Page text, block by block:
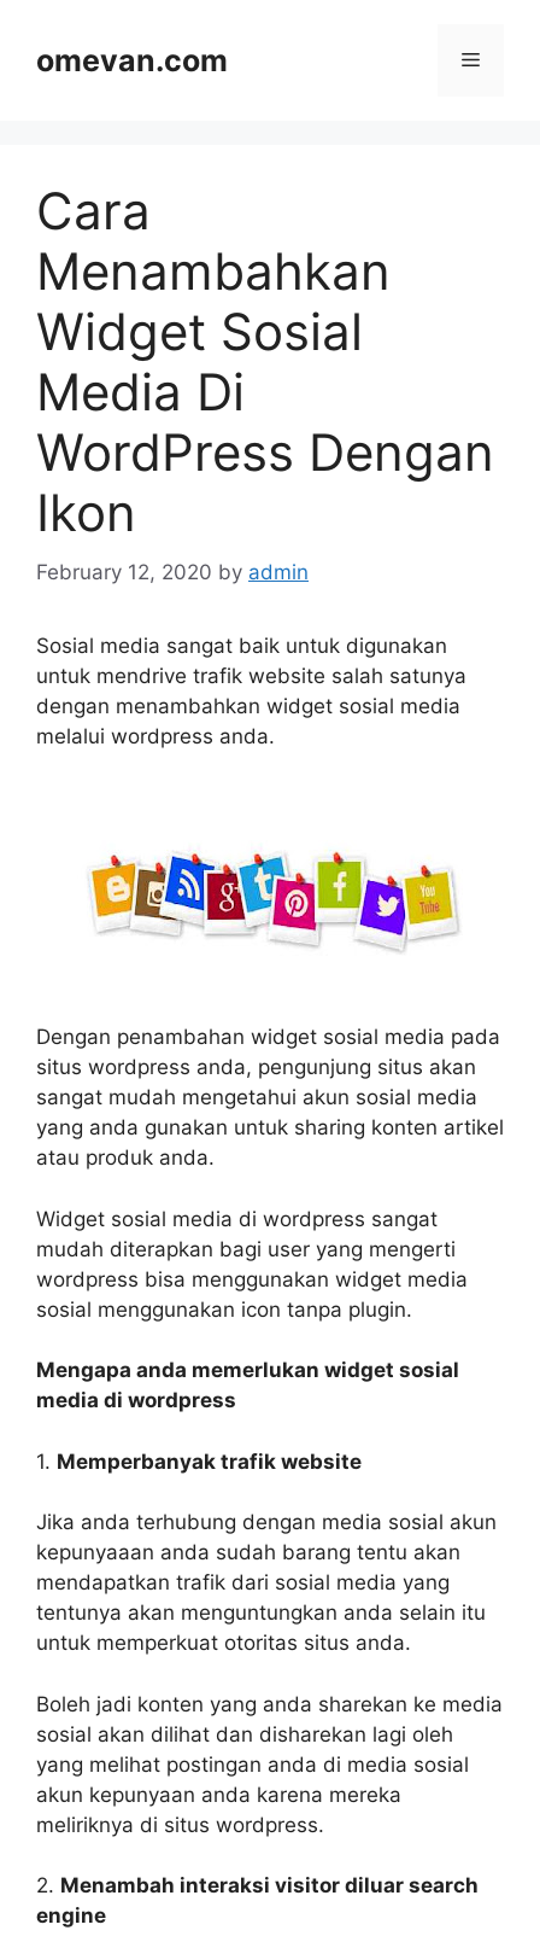
contentomevan.com Menu
Cara
Menambahkan
Widget Sosial
Media Di
WordPress Dengan
Ikon
February 12, 2020 by admin
Sosial media sangat baik untuk digunakan
untuk mendrive trafik website salah satunya
dengan menambahkan widget sosial media
melalui wordpress anda.
Dengan penambahan widget sosial media pada
situs wordpress anda, pengunjung situs akan
sangat mudah mengetahui akun sosial media
yang anda gunakan untuk sharing konten artikel
atau produk anda.
Widget sosial media di wordpress sangat
mudah diterapkan bagi user yang mengerti
wordpress bisa menggunakan widget media
sosial menggunakan icon tanpa plugin.
Mengapa anda memerlukan widget sosial
media di wordpress
1. Memperbanyak trafik website
Jika anda terhubung dengan media sosial akun
kepunyaaan anda sudah barang tentu akan
mendapatkan trafik dari sosial media yang
tentunya akan menguntungkan anda selain itu
untuk memperkuat otoritas situs anda.
Boleh jadi konten yang anda sharekan ke media
sosial akan dilihat dan disharekan lagi oleh
yang melihat postingan anda di media sosial
akun kepunyaan anda karena mereka
meliriknya di situs wordpress.
2. Menambah interaksi visitor diluar search
engine